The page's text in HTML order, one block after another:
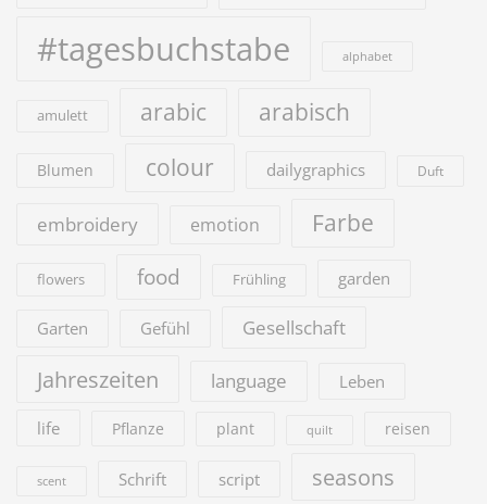
#tagesbuchstabe
alphabet
amulett arabic arabisch
Blumen colour dailygraphics Duft
embroidery emotion Farbe
flowers food Frühling garden
Garten Gefühl Gesellschaft
Jahreszeiten language Leben
life Pflanze plant quilt reisen
scent Schrift script seasons